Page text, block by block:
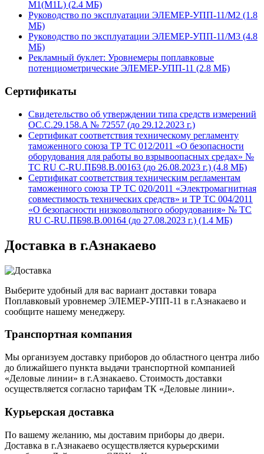
М1(М1L) (2.4 MБ)
Руководство по эксплуатации ЭЛЕМЕР-УПП-11/М2 (1.8
MБ)
Руководство по эксплуатации ЭЛЕМЕР-УПП-11/М3 (4.8
MБ)
Рекламный буклет: Уровнемеры поплавковые
потенциометрические ЭЛЕМЕР-УПП-11 (2.8 MБ)
Сертификаты
Свидетельство об утверждении типа средств измерений
ОС.C.29.158.A № 72557 (до 29.12.2023 г.)
Сертификат соответствия техническому регламенту
таможенного союза ТР ТС 012/2011 «О безопасности
оборудования для работы во взрывоопасных средах» №
TC RU C-RU.ПБ98.В.00163 (до 26.08.2023 г.) (4.8 MБ)
Сертификат соответствия техническим регламентам
таможенного союза ТР ТС 020/2011 «Электромагнитная
совместимость технических средств» и ТР ТС 004/2011
«О безопасности низковольтного оборудования» № TC
RU C-RU.ПБ98.В.00164 (до 27.08.2023 г.) (1.4 MБ)
Доставка в г.Азнакаево
Выберите удобный для вас вариант доставки товара
Поплавковый уровнемер ЭЛЕМЕР-УПП-11 в г.Азнакаево и
сообщите нашему менеджеру.
Транспортная компания
Мы организуем доставку приборов до областного центра либо
до ближайшего пункта выдачи транспортной компанией
«Деловые линии» в г.Азнакаево. Стоимость доставки
осуществляется согласно тарифам ТК «Деловые линии».
Курьерская доставка
По вашему желанию, мы доставим приборы до двери.
Доставка в г.Азнакаево осуществляется курьерскими